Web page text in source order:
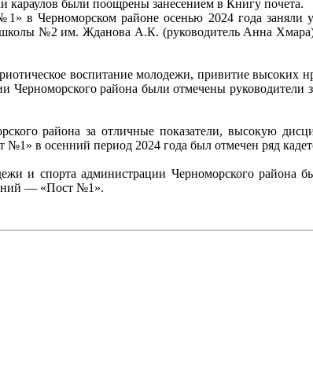
караулов были поощрены занесением в Книгу почета.
в Черноморском районе осенью 2024 года
№2 им. Жданова А.К. (руководитель Анна
воспитание молодежи, привитие высоких
Черноморского района были отмечены
района за отличные показатели, высокую
в осенний период 2024 года был отмечен ряд
и спорта администрации Черноморского
— «Пост №1».